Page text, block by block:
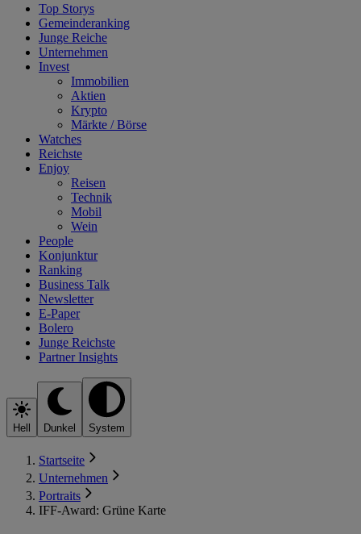
Top Storys
Gemeinderanking
Junge Reiche
Unternehmen
Invest
Immobilien
Aktien
Krypto
Märkte / Börse
Watches
Reichste
Enjoy
Reisen
Technik
Mobil
Wein
People
Konjunktur
Ranking
Business Talk
Newsletter
E-Paper
Bolero
Junge Reichste
Partner Insights
Hell Dunkel System
Startseite
Unternehmen
Portraits
IFF-Award: Grüne Karte